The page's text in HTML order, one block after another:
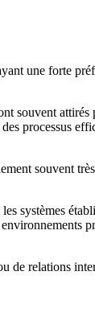
une forte
souvent attirés
processus
souvent très
systèmes
de relations